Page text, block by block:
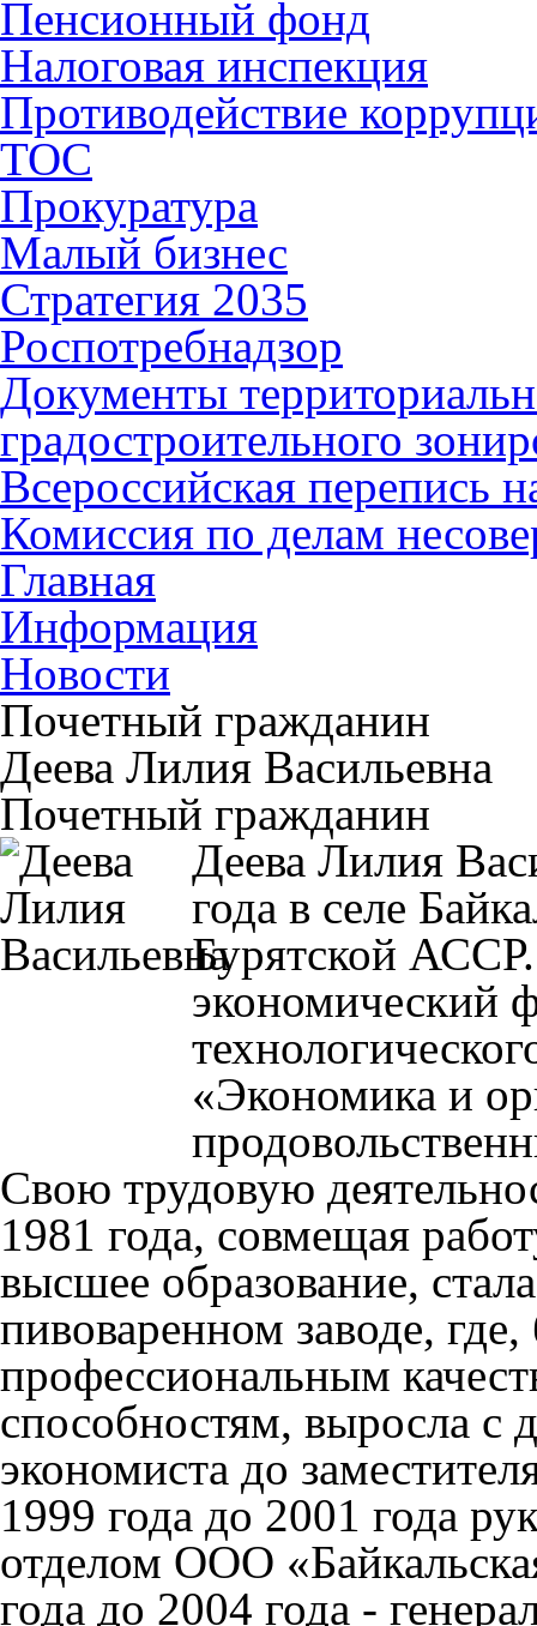
Пенсионный фонд
Налоговая инспекция
Противодействие
ТОС
Прокуратура
Малый бизнес
Стратегия 2035
Роспотребнадзор
Документы
градостроительного
Всероссийская перепись
Комиссия по делам
Главная
Информация
Новости
Почетный гражданин
Деева Лилия Васильевна
Почетный гражданин
Деева Лилия
года в селе
Бурятской
экономический
«Экономика и
Свою трудовую
1981 года, совмещая
высшее образование,
пивоваренном заводе,
профессиональным
способностям, выросла с
экономиста до
1999 года до 2001 года
отделом ООО
года до 2004 года -